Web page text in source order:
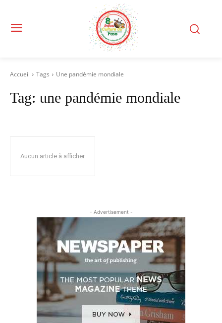
Accueil Tags Une pandémie mondiale
Tag: une pandémie mondiale
Aucun article à afficher
- Advertisement -